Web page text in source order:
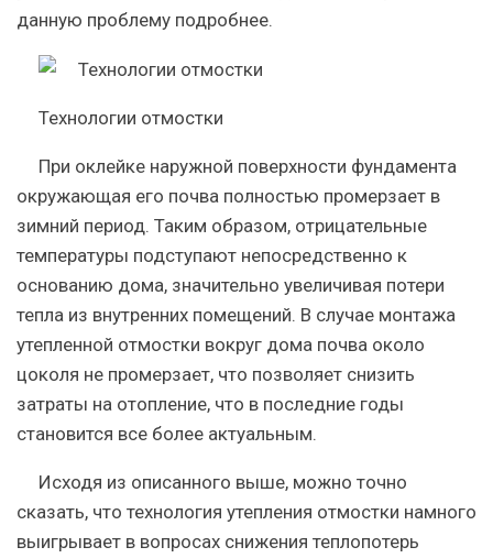
данную проблему подробнее.
Технологии отмостки
При оклейке наружной поверхности фундамента
окружающая его почва полностью промерзает в
зимний период. Таким образом, отрицательные
температуры подступают непосредственно к
основанию дома, значительно увеличивая потери
тепла из внутренних помещений. В случае монтажа
утепленной отмостки вокруг дома почва около
цоколя не промерзает, что позволяет снизить
затраты на отопление, что в последние годы
становится все более актуальным.
Исходя из описанного выше, можно точно
сказать, что технология утепления отмостки намного
выигрывает в вопросах снижения теплопотерь